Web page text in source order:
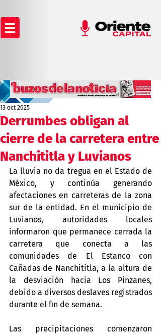
Derrumbes obligan al
cierre de la carretera entre
Nanchititla y Luvianos
13 oct 2025
La lluvia no da tregua en el Estado de
México, y continúa generando
afectaciones en carreteras de la zona
sur de la entidad. En el municipio de
Luvianos, autoridades locales
informaron que permanece cerrada la
carretera que conecta a las
comunidades de El Estanco con
Cañadas de Nanchititla, a la altura de
la desviación hacia Los Pinzanes,
debido a diversos deslaves registrados
durante el fin de semana.
Las precipitaciones comenzaron